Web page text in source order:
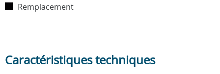
Remplacement
Caractéristiques techniques